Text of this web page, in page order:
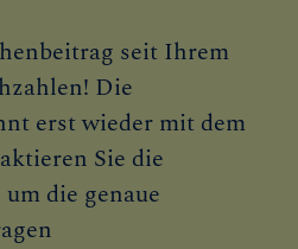
seit Ihrem
Die
erst wieder mit dem
Sie die
die genaue